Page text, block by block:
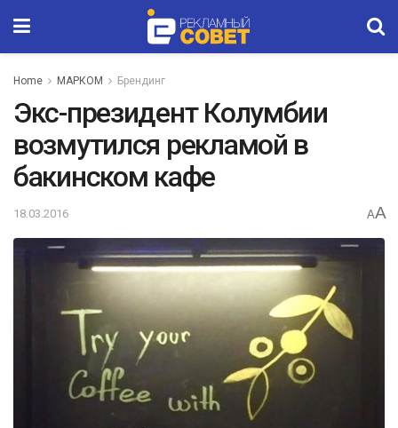
Home МАРКОМ Брендинг
Экс-президент Колумбии
возмутился рекламой в
бакинском кафе
18.03.2016 AA